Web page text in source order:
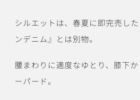
シルエットは、春夏に即完売し
ンデニム』とは別物。
腰まわりに適度なゆとり、膝下
ーパード。